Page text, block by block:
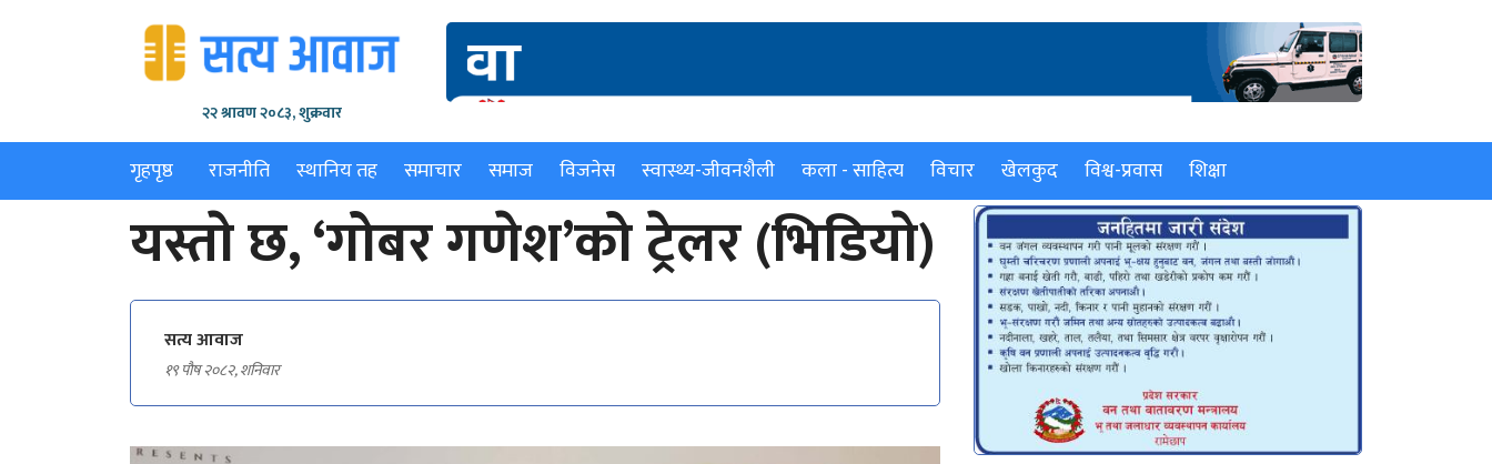
२२ श्रावण २०८३, शुक्रवार
गृहपृष्ठ राजनीति स्थानिय तह समाचार समाज विजनेस स्वास्थ्य-जीवनशैली कला - साहित्य विचार खेलकुद विश्व-प्रवास शिक्षा
यस्ताे छ, ‘गोबर गणेश’को ट्रेलर (भिडियाे)
सत्य आवाज
१९ पौष २०८२, शनिवार